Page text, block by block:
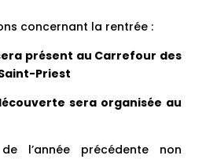
concernant la rentrée :
présent au Carrefour des
Priest
sera organisée au
l’année précédente non